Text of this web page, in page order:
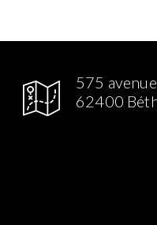
575
62400